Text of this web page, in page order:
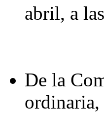
abril, a
De la
ordinaria,